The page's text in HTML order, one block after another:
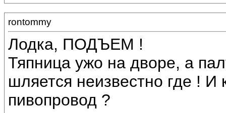
rontommy
Лодка, ПОДЪЕМ !
Тяпница ужо на дворе, а
шляется неизвестно где ! И
пивопровод ?